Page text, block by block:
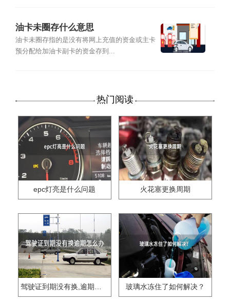
油卡未圈存什么意思
油卡未圈存指的是没有将网上充值的资金或主卡
预分配给加油卡副卡的资金存到...
热门阅读
epc灯亮是什么问题 火花塞更换周期
驾驶证到期没有换,逾期怎么办?? 玻璃水冻住了如何解决？